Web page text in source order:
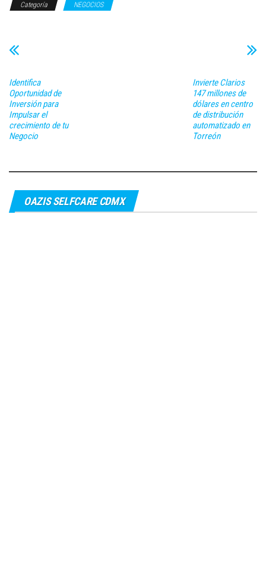
Categoría NEGOCIOS
Identifica
Oportunidad de
Inversión para
Impulsar el
crecimiento de tu
Negocio
Invierte Clarios
147 millones de
dólares en centro
de distribución
automatizado en
Torreón
OAZIS SELFCARE CDMX